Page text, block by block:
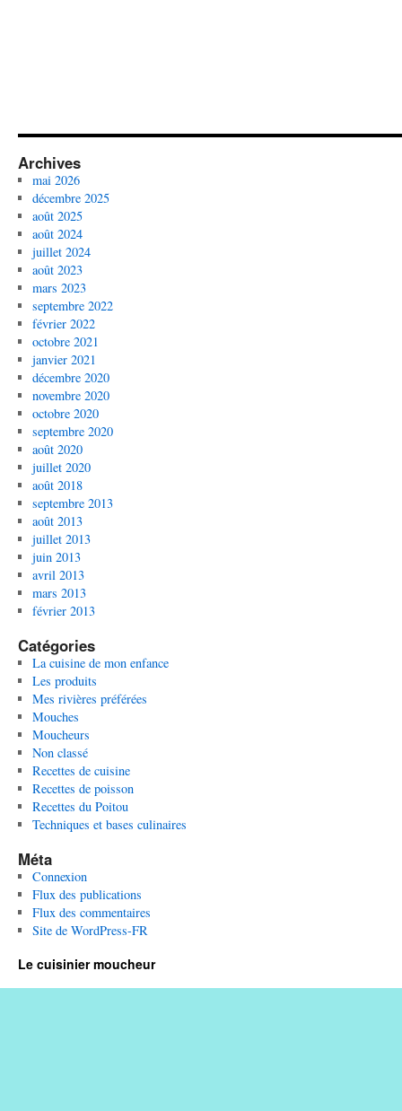
Archives
mai 2026
décembre 2025
août 2025
août 2024
juillet 2024
août 2023
mars 2023
septembre 2022
février 2022
octobre 2021
janvier 2021
décembre 2020
novembre 2020
octobre 2020
septembre 2020
août 2020
juillet 2020
août 2018
septembre 2013
août 2013
juillet 2013
juin 2013
avril 2013
mars 2013
février 2013
Catégories
La cuisine de mon enfance
Les produits
Mes rivières préférées
Mouches
Moucheurs
Non classé
Recettes de cuisine
Recettes de poisson
Recettes du Poitou
Techniques et bases culinaires
Méta
Connexion
Flux des publications
Flux des commentaires
Site de WordPress-FR
Le cuisinier moucheur